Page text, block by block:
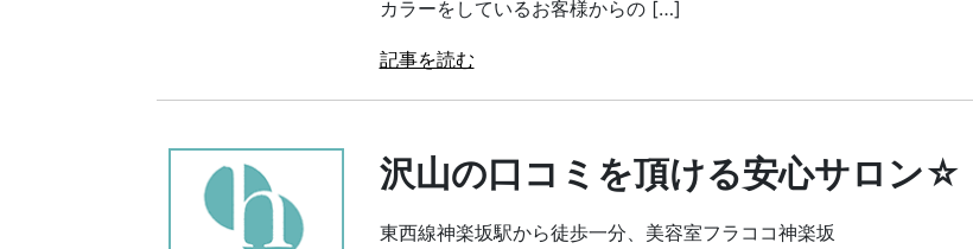
カラーをしているお客様からの […]
記事を読む
沢山の口コミを頂ける安心サロン☆
東西線神楽坂駅から徒歩一分、美容室フラココ神楽坂